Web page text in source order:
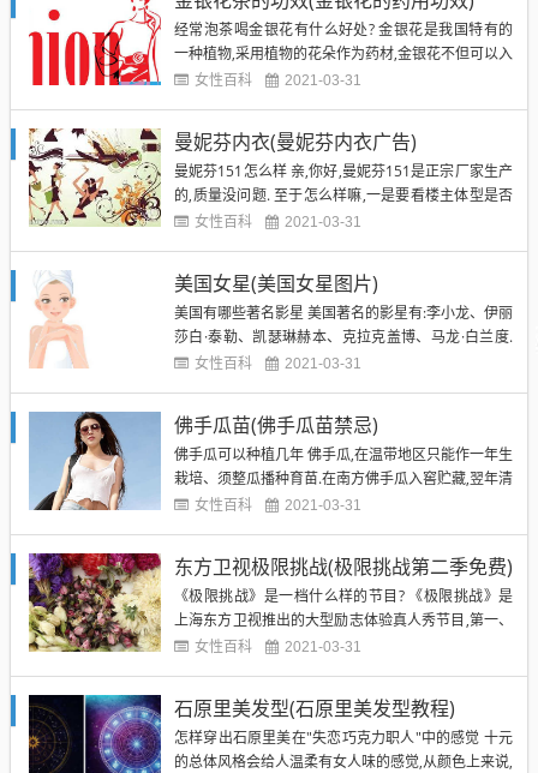
至可以透过人体的视觉、触觉和嗅觉来刺激...
经常泡茶喝金银花有什么好处? 金银花是我国特有的
一种植物,采用植物的花朵作为药材,金银花不但可以入
药,也可以制作成茶叶或者是制作一些美食加入金银花,
的一些细菌病毒具有杀灭和清除的作用.1．抗病原微
生物...
女性百科 2021-03-31
曼妮芬内衣(曼妮芬内衣广告)
曼妮芬151怎么样 亲,你好,曼妮芬151是正宗厂家生产
的,质量没问题. 至于怎么样嘛,一是要看楼主体型是否
适合这款151 二是要看楼主是否喜欢这款151 希望回
买的70B的刚好合适,曼妮芬文胸的...
女性百科 2021-03-31
美国女星(美国女星图片)
美国有哪些著名影星 美国著名的影星有:李小龙、伊丽
莎白·泰勒、凯瑟琳赫本、克拉克盖博、马龙·白兰度.
李小龙,原名李振藩,1940年出生于美国加州旧金山,祖
术宗师、功夫电影的开创者和截拳道创始人、华人
武...
女性百科 2021-03-31
佛手瓜苗(佛手瓜苗禁忌)
佛手瓜可以种植几年 佛手瓜,在温带地区只能作一年生
栽培、须整瓜播种育苗.在南方佛手瓜入窖贮藏,翌年清
明前后自然出苗,而后选择苗好的种瓜直接播种.北方为
包好,移到暖室或热炕上催芽,?温度15～20℃....
女性百科 2021-03-31
东方卫视极限挑战(极限挑战第二季免费)
《极限挑战》是一档什么样的节目? 《极限挑战》是
上海东方卫视推出的大型励志体验真人秀节目,第一、
二季节目六位固定成员是白渤、孙红雷、白磊、罗志
大.于是想通过一个项目来反映男人们的压力和现状.
《极限挑战》...
女性百科 2021-03-31
石原里美发型(石原里美发型教程)
怎样穿出石原里美在"失恋巧克力职人"中的感觉 十元
的总体风格会给人温柔有女人味的感觉,从颜色上来说,